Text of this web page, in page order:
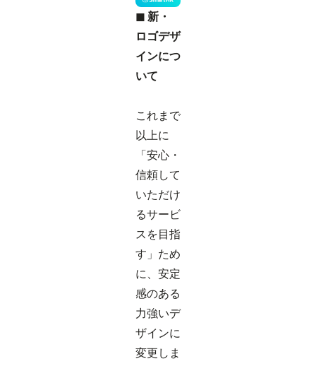
◼ 新・
ロゴデザ
インにつ
いて
これまで
以上に
「安心・
信頼して
いただけ
るサービ
スを目指
す」ため
に、安定
感のある
力強いデ
ザインに
変更しま